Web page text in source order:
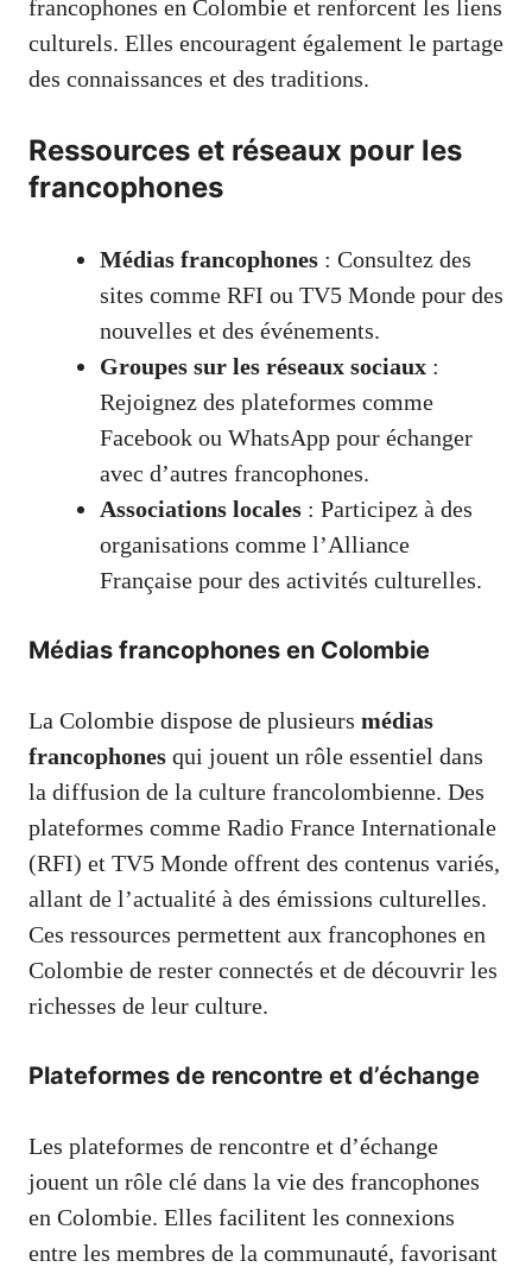
francophones en Colombie et renforcent les liens
culturels. Elles encouragent également le partage
des connaissances et des traditions.
Ressources et réseaux pour les
francophones
Médias francophones : Consultez des
sites comme RFI ou TV5 Monde pour des
nouvelles et des événements.
Groupes sur les réseaux sociaux :
Rejoignez des plateformes comme
Facebook ou WhatsApp pour échanger
avec d’autres francophones.
Associations locales : Participez à des
organisations comme l’Alliance
Française pour des activités culturelles.
Médias francophones en Colombie
La Colombie dispose de plusieurs médias
francophones qui jouent un rôle essentiel dans
la diffusion de la culture francolombienne. Des
plateformes comme Radio France Internationale
(RFI) et TV5 Monde offrent des contenus variés,
allant de l’actualité à des émissions culturelles.
Ces ressources permettent aux francophones en
Colombie de rester connectés et de découvrir les
richesses de leur culture.
Plateformes de rencontre et d’échange
Les plateformes de rencontre et d’échange
jouent un rôle clé dans la vie des francophones
en Colombie. Elles facilitent les connexions
entre les membres de la communauté, favorisant